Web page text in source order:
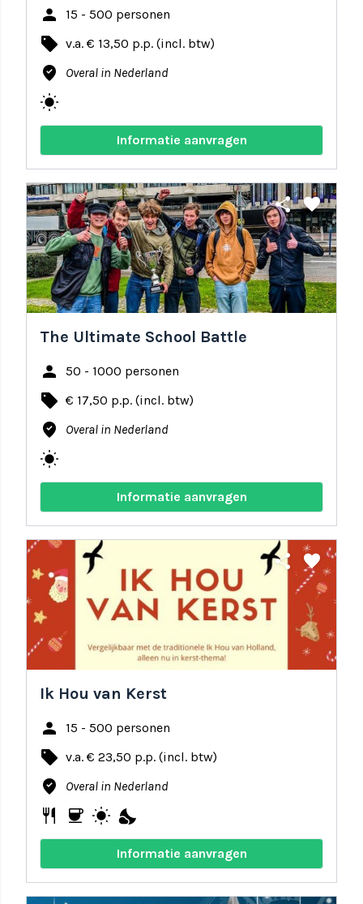
person 15 - 500 personen
local_offer v.a. € 13,50 p.p. (incl. btw)
where_to_vote Overal in Nederland
wb_sunny
Informatie aanvragen
share favorite
The Ultimate School Battle
person 50 - 1000 personen
local_offer € 17,50 p.p. (incl. btw)
where_to_vote Overal in Nederland
wb_sunny
Informatie aanvragen
share favorite
Ik Hou van Kerst
person 15 - 500 personen
local_offer v.a. € 23,50 p.p. (incl. btw)
where_to_vote Overal in Nederland
restaurant coffee wb_sunny nights_stay
Informatie aanvragen